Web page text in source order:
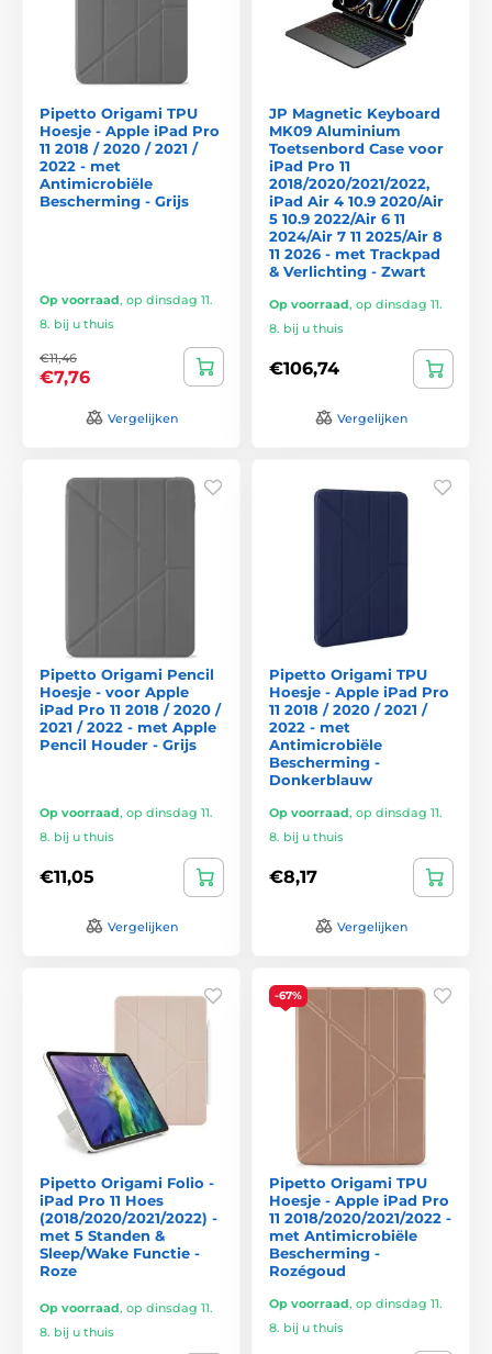
Pipetto Origami TPU
Hoesje - Apple iPad Pro
11 2018 / 2020 / 2021 /
2022 - met
Antimicrobiële
Bescherming - Grijs
Op voorraad, op dinsdag 11.
8. bij u thuis
€11,46
€7,76
Vergelijken
JP Magnetic Keyboard
MK09 Aluminium
Toetsenbord Case voor
iPad Pro 11
2018/2020/2021/2022,
iPad Air 4 10.9 2020/Air
5 10.9 2022/Air 6 11
2024/Air 7 11 2025/Air 8
11 2026 - met Trackpad
& Verlichting - Zwart
Op voorraad, op dinsdag 11.
8. bij u thuis
€106,74
Vergelijken
Pipetto Origami Pencil
Hoesje - voor Apple
iPad Pro 11 2018 / 2020 /
2021 / 2022 - met Apple
Pencil Houder - Grijs
Op voorraad, op dinsdag 11.
8. bij u thuis
€11,05
Vergelijken
Pipetto Origami TPU
Hoesje - Apple iPad Pro
11 2018 / 2020 / 2021 /
2022 - met
Antimicrobiële
Bescherming -
Donkerblauw
Op voorraad, op dinsdag 11.
8. bij u thuis
€8,17
Vergelijken
Pipetto Origami Folio -
iPad Pro 11 Hoes
(2018/2020/2021/2022) -
met 5 Standen &
Sleep/Wake Functie -
Roze
Op voorraad, op dinsdag 11.
8. bij u thuis
-67%
Pipetto Origami TPU
Hoesje - Apple iPad Pro
11 2018/2020/2021/2022 -
met Antimicrobiële
Bescherming -
Rozégoud
Op voorraad, op dinsdag 11.
8. bij u thuis